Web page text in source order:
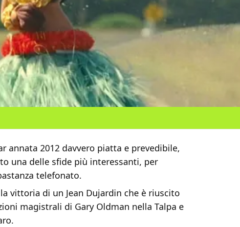
annata 2012 davvero piatta e prevedibile,
una delle sfide più interessanti, per
telefonato.
vittoria di un Jean Dujardin che è riuscito
magistrali di Gary Oldman nella Talpa e